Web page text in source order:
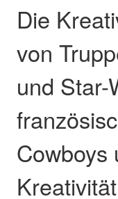
Die
von
und
Cowboys